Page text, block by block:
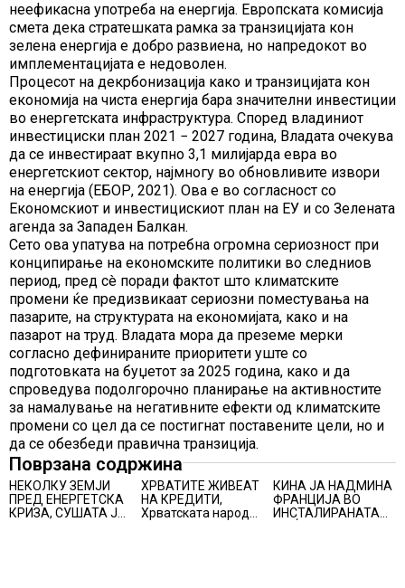
неефикасна употреба на енергија. Европската комисија
смета дека стратешката рамка за транзицијата кон
зелена енергија е добро развиена, но напредокот во
имплементацијата е недоволен.
Процесот на декрбонизација како и транзицијата кон
економија на чиста енергија бара значителни инвестиции
во енергетската инфраструктура. Според владиниот
инвестициски план 2021 − 2027 година, Владата очекува
да се инвестираат вкупно 3,1 милијарда евра во
енергетскиот сектор, најмногу во обновливите извори
на енергија (ЕБОР, 2021). Ова е во согласност со
Економскиот и инвестицискиот план на ЕУ и со Зелената
агенда за Западен Балкан.
Сето ова упатува на потребна огромна сериозност при
конципирање на економските политики во следниов
период, пред сè поради фактот што климатските
промени ќе предизвикаат сериозни поместувања на
пазарите, на структурата на економијата, како и на
пазарот на труд. Владата мора да преземе мерки
согласно дефинираните приоритети уште со
подготовката на буџетот за 2025 година, како и да
спроведува подолгорочно планирање на активностите
за намалување на негативните ефекти од климатските
промени со цел да се постигнат поставените цели, но и
да се обезбеди правична транзиција.
Поврзана содржина
НЕКОЛКУ ЗЕМЈИ
ПРЕД ЕНЕРГЕТСКА
КРИЗА, СУШАТА ЈА
ХРВАТИТЕ ЖИВЕАТ
НА КРЕДИТИ,
Хрватската народна
КИНА ЈА НАДМИНА
ФРАНЦИЈА ВО
ИНСТАЛИРАНАТА